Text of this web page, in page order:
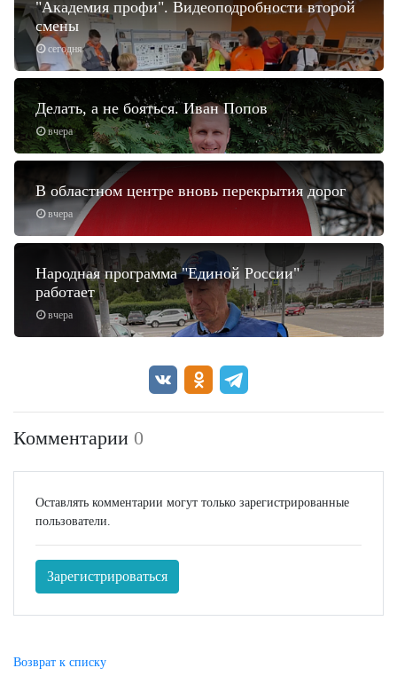
сегодня
"Академия профи". Видеоподробности второй
смены
вчера
Делать, а не бояться. Иван Попов
вчера
В областном центре вновь перекрытия дорог
вчера
Народная программа "Единой России"
работает
Комментарии 0
Оставлять комментарии могут только зарегистрированные
пользователи.
Зарегистрироваться
Возврат к списку